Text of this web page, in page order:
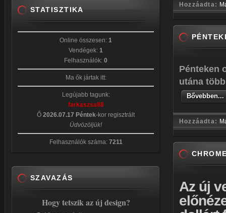
Hozzáadta:
Pénteken
utána
Bővebben...
Hozzáadta:
Az új
STATISZTIKA
Online összesen: 1
Vendégek: 1
Felhasználók: 0
Ma ők jártak itt:
Legújabb tagunk:
farkaszsa88
Ő 2026.07.17 Péntek-kor regisztrált
Üdvözöljük!
Felhasználók száma: 7211
SZAVAZÁS
Hogy tetszik az új design?